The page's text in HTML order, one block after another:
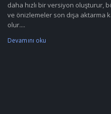
daha hızlı bir versiyon oluşturur,
ve önizlemeler son dışa aktarma
olur....
Devamını oku